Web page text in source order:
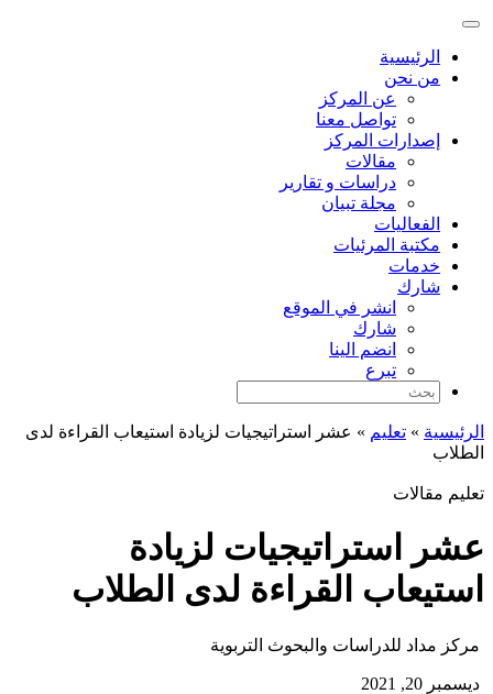
الرئيسية
من نحن
عن المركز
تواصل معنا
إصدارات المركز
مقالات
دراسات و تقارير
مجلة تبيان
الفعاليات
مكتبة المرئيات
خدمات
شارك
انشر في الموقع
شارك
انضم الينا
تبرع
الرئيسية » تعليم » عشر استراتيجيات لزيادة استيعاب القراءة لدى
الطلاب
تعليم مقالات
عشر استراتيجيات لزيادة
استيعاب القراءة لدى الطلاب
مركز مداد للدراسات والبحوث التربوية
ديسمبر 20, 2021